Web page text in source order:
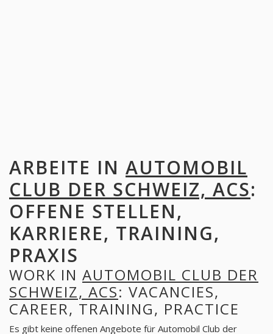
ARBEITE IN AUTOMOBIL
CLUB DER SCHWEIZ, ACS:
OFFENE STELLEN,
KARRIERE, TRAINING,
PRAXIS
WORK IN AUTOMOBIL CLUB DER
SCHWEIZ, ACS: VACANCIES,
CAREER, TRAINING, PRACTICE
Es gibt keine offenen Angebote für Automobil Club der